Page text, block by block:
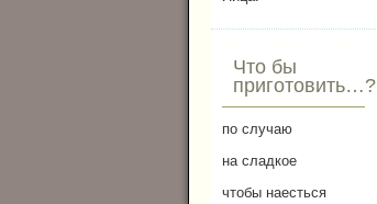
Что бы
приготовить…?
по случаю
на сладкое
чтобы наесться